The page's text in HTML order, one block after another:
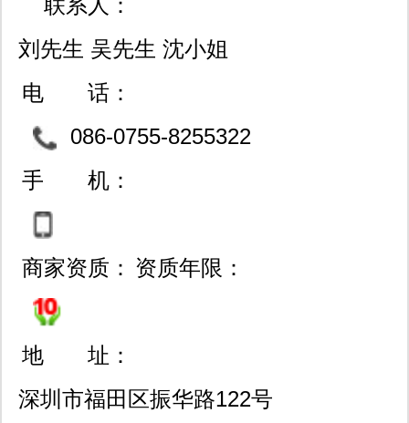
mrfx系列高频管和放大器；荷兰nxp恩
智浦blfxxx系列射频功率管；日本
fujitsu高频管；toshiba东芝功放模块；
日本cosel、vicor、ericsson、tdk-
lambda电源模块大量现货；英国cml有
线通信芯片,无线数据modem,数字对讲
机基带处理芯片,模拟对讲机基带处理
芯片,ais基带处理芯片，音频编解码芯
片等。 未来，我们将竭诚提供更广，
更全，更准确的凯发k8官网登录vip的
刘先生 吴先生 沈小姐
电 话：
086-0755-8255322
3，61351112
手 机：
商家资质： 资质年限：
地 址：
深圳市福田区振华路122号